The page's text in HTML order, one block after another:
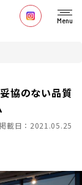
Menu
協のない品質
載日：2021.05.25